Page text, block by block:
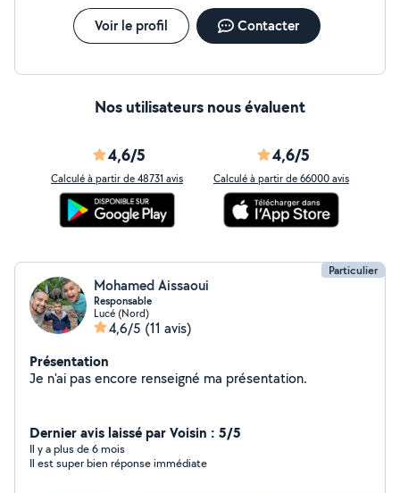
Voir le profil Contacter
Nos utilisateurs nous évaluent
4,6/5
Calculé à partir de 48731 avis
4,6/5
Calculé à partir de 66000 avis
Particulier
Mohamed Aissaoui
Responsable
Lucé (Nord)
4,6/5 (11 avis)
Présentation
Je n'ai pas encore renseigné ma présentation.
Dernier avis laissé par Voisin : 5/5
Il y a plus de 6 mois
Il est super bien réponse immédiate